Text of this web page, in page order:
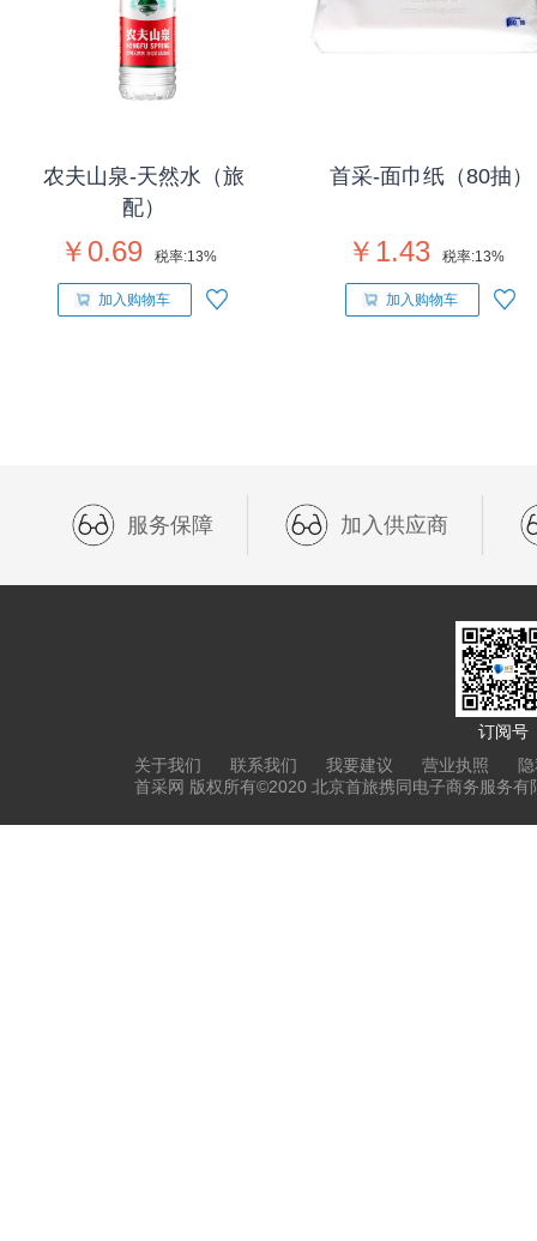
农夫山泉-天然水（旅
配）
￥0.69 税率:13%
加入购物车
首采-面巾纸（80抽）
￥1.43 税率:13%
加入购物车
服务保障 加入供应商
订阅号
关于我们
联系我们 我要建议 营业执照
首采网 版权所有©2020 北京首旅携同电子商务服务有